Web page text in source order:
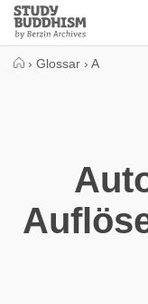
Close
Study
Buddhism
› Glossar › A